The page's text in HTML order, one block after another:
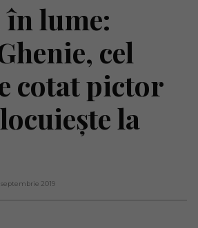
lume:
cel
cotat pictor
la
2019